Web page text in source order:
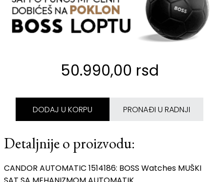
50.990,00 rsd
DODAJ U KORPU PRONAĐI U RADNJI
Detaljnije o proizvodu:
CANDOR AUTOMATIC 1514186: BOSS Watches MUŠKI